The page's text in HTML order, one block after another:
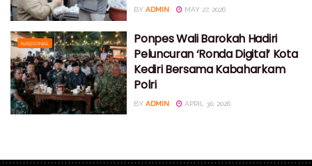
BY ADMIN MAY 27, 2026
NASIONAL
Ponpes Wali Barokah Hadiri
Peluncuran ‘Ronda Digital’ Kota
Kediri Bersama Kabaharkam
Polri
BY ADMIN APRIL 30, 2026